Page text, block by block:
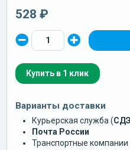
528 ₽
Купить в 1 клик
Варианты доставки
Курьерская служба (
Почта России
Транспортные